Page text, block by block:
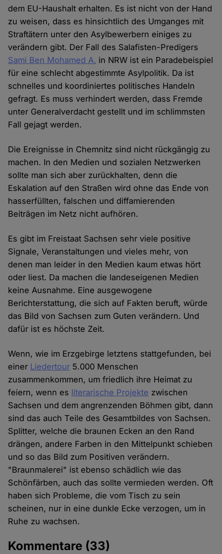
dem EU-Haushalt erhalten. Es ist nicht von der Hand
zu weisen, dass es hinsichtlich des Umganges mit
Straftätern unter den Asylbewerbern einiges zu
verändern gibt. Der Fall des Salafisten-Predigers
Sami Ben Mohamed A. in NRW ist ein Paradebeispiel
für eine schlecht abgestimmte Asylpolitik. Da ist
schnelles und koordiniertes politisches Handeln
gefragt. Es muss verhindert werden, dass Fremde
unter Generalverdacht gestellt und im schlimmsten
Fall gejagt werden.
Die Ereignisse in Chemnitz sind nicht rückgängig zu
machen. In den Medien und sozialen Netzwerken
sollte man sich aber zurückhalten, denn die
Eskalation auf den Straßen wird ohne das Ende von
hasserfüllten, falschen und diffamierenden
Beiträgen im Netz nicht aufhören.
Es gibt im Freistaat Sachsen sehr viele positive
Signale, Veranstaltungen und vieles mehr, von
denen man leider in den Medien kaum etwas hört
oder liest. Da machen die landeseigenen Medien
keine Ausnahme. Eine ausgewogene
Berichterstattung, die sich auf Fakten beruft, würde
das Bild von Sachsen zum Guten verändern. Und
dafür ist es höchste Zeit.
Wenn, wie im Erzgebirge letztens stattgefunden, bei
einer Liedertour 5.000 Menschen
zusammenkommen, um friedlich ihre Heimat zu
feiern, wenn es literarische Projekte zwischen
Sachsen und dem angrenzenden Böhmen gibt, dann
sind das auch Teile des Gesamtbildes von Sachsen.
Splitter, welche die braunen Ecken an den Rand
drängen, andere Farben in den Mittelpunkt schieben
und so das Bild zum Positiven verändern.
"Braunmalerei" ist ebenso schädlich wie das
Schönfärben, auch das sollte vermieden werden. Oft
haben sich Probleme, die vom Tisch zu sein
scheinen, nur in eine dunkle Ecke verzogen, um in
Ruhe zu wachsen.
Kommentare (33)